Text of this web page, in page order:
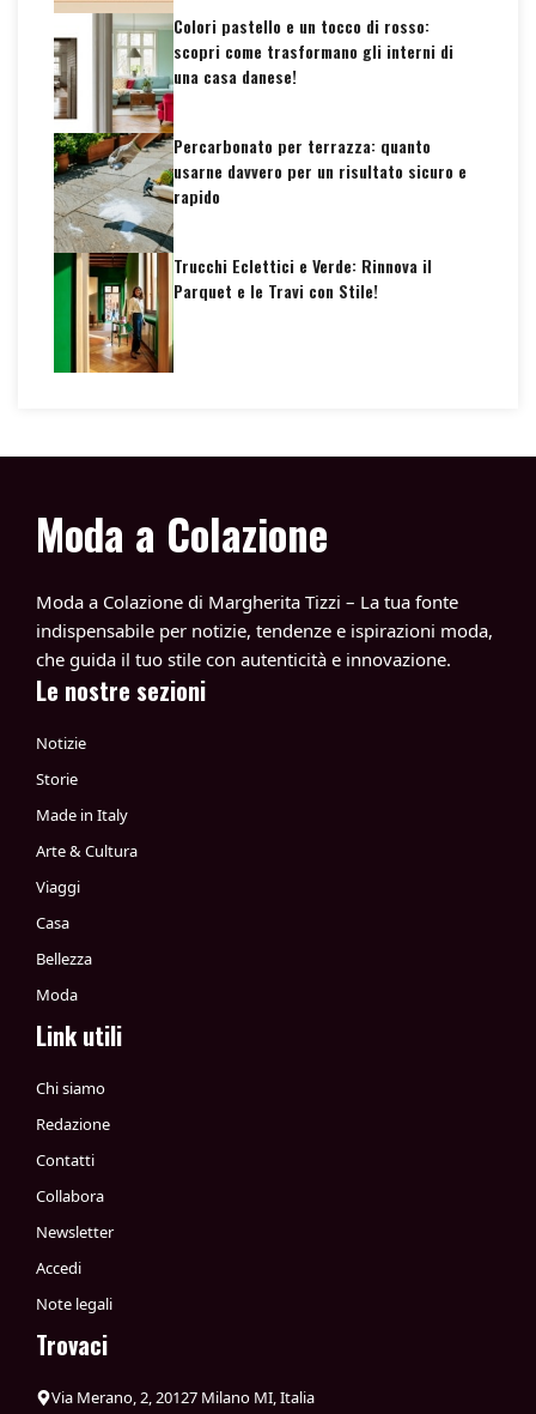
Colori pastello e un tocco di rosso:
scopri come trasformano gli interni di
una casa danese!
Percarbonato per terrazza: quanto
usarne davvero per un risultato sicuro e
rapido
Trucchi Eclettici e Verde: Rinnova il
Parquet e le Travi con Stile!
Moda a Colazione
Moda a Colazione di Margherita Tizzi – La tua fonte
indispensabile per notizie, tendenze e ispirazioni moda,
che guida il tuo stile con autenticità e innovazione.
Le nostre sezioni
Notizie
Storie
Made in Italy
Arte & Cultura
Viaggi
Casa
Bellezza
Moda
Link utili
Chi siamo
Redazione
Contatti
Collabora
Newsletter
Accedi
Note legali
Trovaci
Via Merano, 2, 20127 Milano MI, Italia